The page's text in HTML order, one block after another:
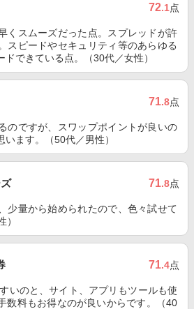
72.1点
くスムーズだった点。スプレッドが許
スピードやセキュリティ等のあらゆる
できている点。（30代／女性）
71.8点
のですが、スワップポイントが良いの
ます。（50代／男性）
71.8点
少量から始められたので、色々試せて
）
71.4点
いのと、サイト、アプリもツールも使
数料もお得なのが良いからです。（40